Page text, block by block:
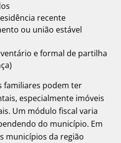
recente
ou união estável
e formal de partilha
familiares podem ter
especialmente imóveis
Um módulo fiscal varia
do município. Em
municípios da região